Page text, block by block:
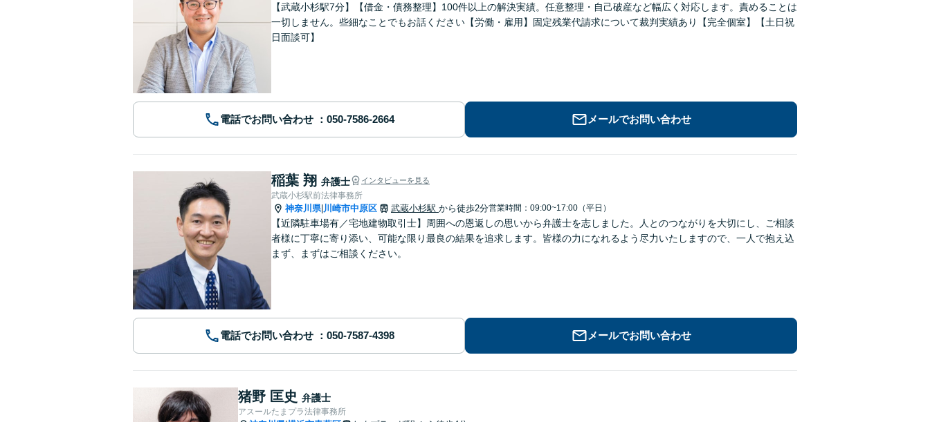
【武蔵小杉駅7分】【借金・債務整理】100件以上の解決実績。任意整理・自己破産など幅広く対応します。責めることは
一切しません。些細なことでもお話ください【労働・雇用】固定残業代請求について裁判実績あり【完全個室】【土日祝
日面談可】
電話でお問い合わせ メールでお問い合わせ
稲葉 翔 弁護士 インタビューを見る
武蔵小杉駅前法律事務所
神奈川県| 川崎市中原区 武蔵小杉駅 から徒歩2分営業時間：09:00~17:00（平日）
【近隣駐車場有／宅地建物取引士】周囲への恩返しの思いから弁護士を志しました。人とのつながりを大切にし、ご相談
者様に丁寧に寄り添い、可能な限り最良の結果を追求します。皆様の力になれるよう尽力いたしますので、一人で抱え込
まず、まずはご相談ください。
電話でお問い合わせ メールでお問い合わせ
猪野 匡史 弁護士
アスールたまプラ法律事務所